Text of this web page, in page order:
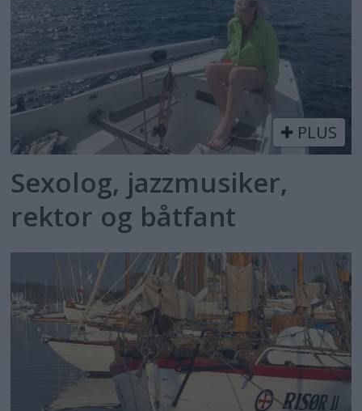
PLUS
Sexolog, jazzmusiker,
rektor og båtfant